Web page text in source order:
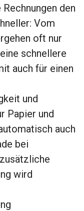
den
Vom
oft nur
schnellere
auch für einen
und
Papier und
auch
bei
wird